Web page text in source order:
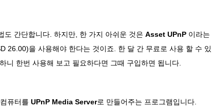
도 간단합니다. 하지만, 한 가지 아쉬운 것은 Asset UPnP 이라는
26.00)을 사용해야 한다는 것이죠. 한 달 간 무료로 사용 할 수 있
니 한번 사용해 보고 필요하다면 그때 구입하면 됩니다.
퓨터를 UPnP Media Server로 만들어주는 프로그램입니다.